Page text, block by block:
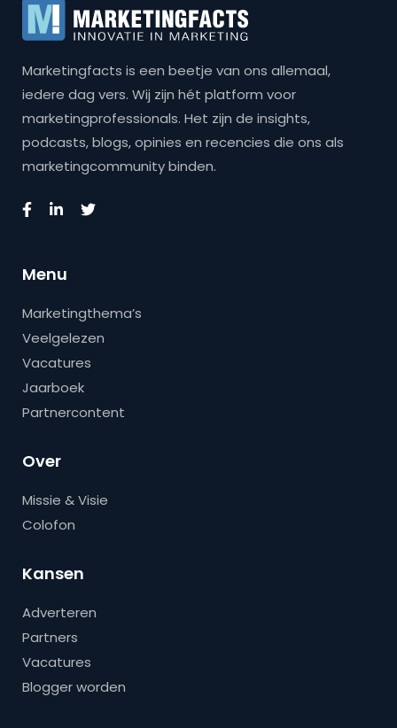
Marketingfacts is een beetje van ons allemaal,
iedere dag vers. Wij zijn hét platform voor
marketingprofessionals. Het zijn de insights,
podcasts, blogs, opinies en recencies die ons als
marketingcommunity binden.
Menu
Marketingthema’s
Veelgelezen
Vacatures
Jaarboek
Partnercontent
Over
Missie & Visie
Colofon
Kansen
Adverteren
Partners
Vacatures
Blogger worden